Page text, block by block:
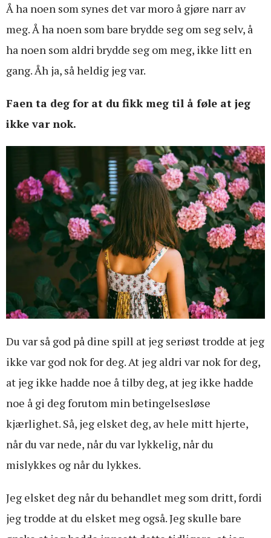
Å ha noen som synes det var moro å gjøre narr av
meg. Å ha noen som bare brydde seg om seg selv, å
ha noen som aldri brydde seg om meg, ikke litt en
gang. Åh ja, så heldig jeg var.
Faen ta deg for at du fikk meg til å føle at jeg
ikke var nok.
Du var så god på dine spill at jeg seriøst trodde at jeg
ikke var god nok for deg. At jeg aldri var nok for deg,
at jeg ikke hadde noe å tilby deg, at jeg ikke hadde
noe å gi deg forutom min betingelsesløse
kjærlighet. Så, jeg elsket deg, av hele mitt hjerte,
når du var nede, når du var lykkelig, når du
mislykkes og når du lykkes.
Jeg elsket deg når du behandlet meg som dritt, fordi
jeg trodde at du elsket meg også. Jeg skulle bare